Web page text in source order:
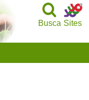
Sites
Busca